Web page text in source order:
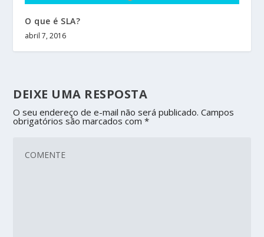
O que é SLA?
abril 7, 2016
DEIXE UMA RESPOSTA
O seu endereço de e-mail não será publicado. Campos
obrigatórios são marcados com*